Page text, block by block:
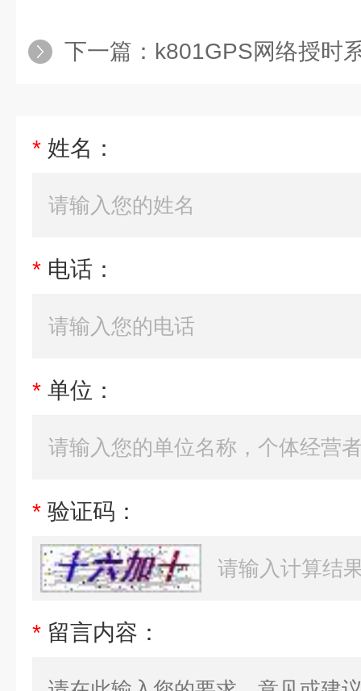
下一篇： k801GPS网络授时
* 姓名：
* 电话：
* 单位：
* 验证码：
* 留言内容：